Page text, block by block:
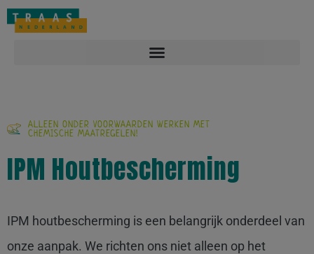
Overlast melden: 088-2212122
ALLEEN ONDER VOORWAARDEN WERKEN MET
CHEMISCHE MAATREGELEN!
IPM Houtbescherming
IPM houtbescherming is een belangrijk onderdeel van
onze aanpak. We richten ons niet alleen op het